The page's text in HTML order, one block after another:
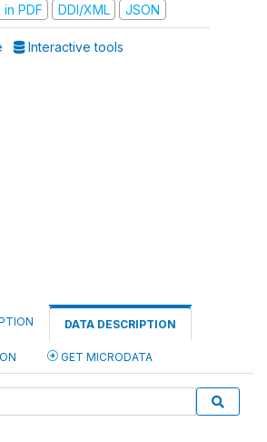
PDF
DDI/XML JSON
Interactive tools
DATA DESCRIPTION
GET MICRODATA